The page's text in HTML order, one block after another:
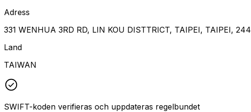
Adress
331 WENHUA 3RD RD, LIN KOU DISTTRICT, TAIPEI, TAIPEI, 244
Land
TAIWAN
SWIFT-koden verifieras och uppdateras regelbundet